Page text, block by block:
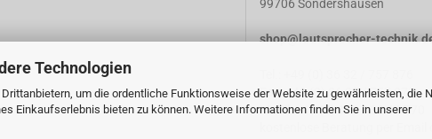
Technologien
um die ordentliche Funktionsweise der Website zu gewährleisten, die
Einkaufserlebnis bieten zu können. Weitere Informationen finden Sie in unserer
99706 Sondershausen
shop@lautsprecher-
Fax: +49 (0) 36 32 / 757 875
Mobil: +49 (0) 173 / 32 44 770